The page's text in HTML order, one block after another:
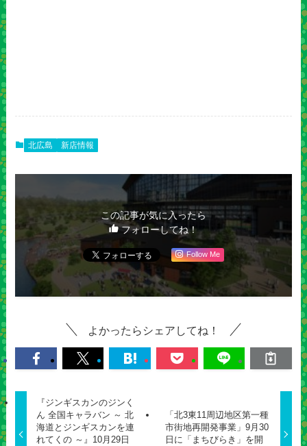
北広島 新店情報
この記事が気に入ったら
フォローしてね！
Follow Me
よかったらシェアしてね！
『ジンギスカンのジンく
ん 全国キャラバン ～ 北
海道とジンギスカンを連
れてくの ～』10月29日
「北3東11周辺地区第一種
市街地再開発事業」9月30
日に「まちびらき」を開